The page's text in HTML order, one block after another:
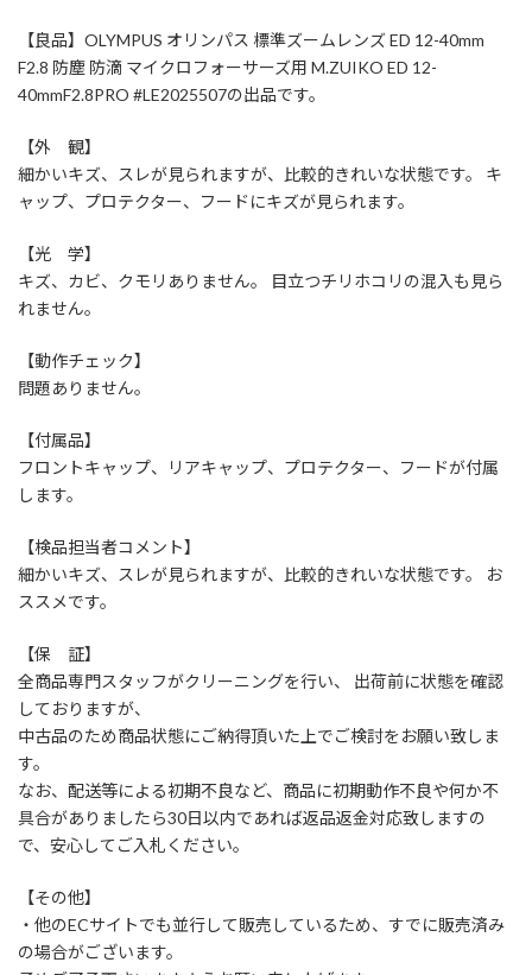
【良品】OLYMPUS オリンパス 標準ズームレンズ ED 12-40mm
F2.8 防塵 防滴 マイクロフォーサーズ用 M.ZUIKO ED 12-
40mmF2.8PRO #LE2025507の出品です。
【外 観】
細かいキズ、スレが見られますが、比較的きれいな状態です。 キ
ャップ、プロテクター、フードにキズが見られます。
【光 学】
キズ、カビ、クモリありません。 目立つチリホコリの混入も見ら
れません。
【動作チェック】
問題ありません。
【付属品】
フロントキャップ、リアキャップ、プロテクター、フードが付属
します。
【検品担当者コメント】
細かいキズ、スレが見られますが、比較的きれいな状態です。 お
ススメです。
【保 証】
全商品専門スタッフがクリーニングを行い、 出荷前に状態を確認
しておりますが、
中古品のため商品状態にご納得頂いた上でご検討をお願い致しま
す。
なお、配送等による初期不良など、商品に初期動作不良や何か不
具合がありましたら30日以内であれば返品返金対応致しますの
で、安心してご入札ください。
【その他】
・他のECサイトでも並行して販売しているため、すでに販売済み
の場合がございます。